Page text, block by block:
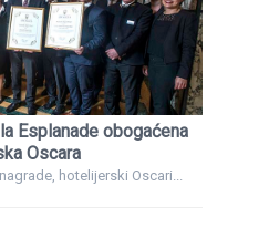
Esplanade obogaćena
Oscara
hotelijerski Oscari...